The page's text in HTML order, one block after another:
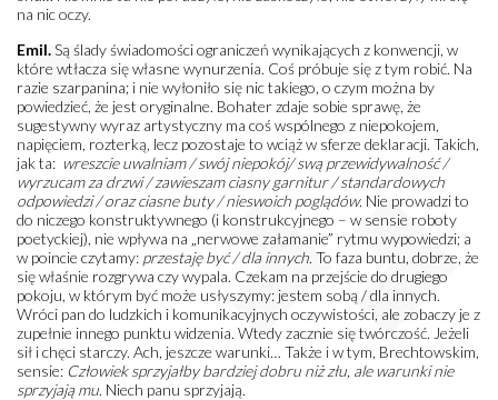
na nic oczy.
Emil.Są ślady świadomości ograniczeń wynikających z konwencji, w
które wtłacza się własne wynurzenia. Coś próbuje się z tym robić. Na
razie szarpanina; i nie wyłoniło się nic takiego, o czym można by
powiedzieć, że jest oryginalne. Bohater zdaje sobie sprawę, że
sugestywny wyraz artystyczny ma coś wspólnego z niepokojem,
napięciem, rozterką, lecz pozostaje to wciąż w sferze deklaracji. Takich,
jak ta: wreszcie uwalniam / swój niepokój/ swą przewidywalność /
wyrzucam za drzwi / zawieszam ciasny garnitur / standardowych
odpowiedzi / oraz ciasne buty / nieswoich poglądów. Nie prowadzi to
do niczego konstruktywnego (i konstrukcyjnego – w sensie roboty
poetyckiej), nie wpływa na „nerwowe załamanie” rytmu wypowiedzi; a
w poincie czytamy: przestaję być / dla innych. To faza buntu, dobrze, że
się właśnie rozgrywa czy wypala. Czekam na przejście do drugiego
pokoju, w którym być może usłyszymy: jestem sobą / dla innych.
Wróci pan do ludzkich i komunikacyjnych oczywistości, ale zobaczy je z
zupełnie innego punktu widzenia. Wtedy zacznie się twórczość. Jeżeli
sił i chęci starczy. Ach, jeszcze warunki… Także i w tym, Brechtowskim,
sensie: Człowiek sprzyjałby bardziej dobru niż złu, ale warunki nie
sprzyjają mu. Niech panu sprzyjają.